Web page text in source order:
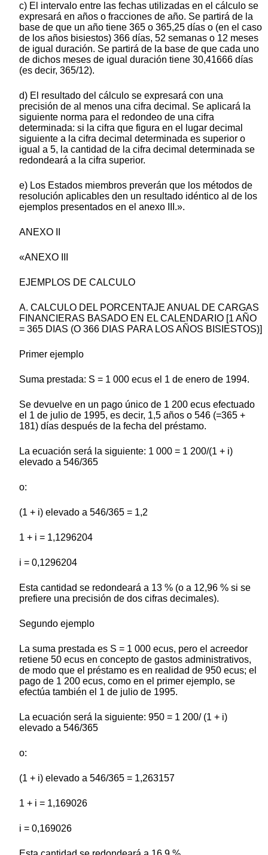
c) El intervalo entre las fechas utilizadas en el cálculo se
expresará en años o fracciones de año. Se partirá de la
base de que un año tiene 365 o 365,25 días o (en el caso
de los años bisiestos) 366 días, 52 semanas o 12 meses
de igual duración. Se partirá de la base de que cada uno
de dichos meses de igual duración tiene 30,41666 días
(es decir, 365/12).
d) El resultado del cálculo se expresará con una
precisión de al menos una cifra decimal. Se aplicará la
siguiente norma para el redondeo de una cifra
determinada: si la cifra que figura en el lugar decimal
siguiente a la cifra decimal determinada es superior o
igual a 5, la cantidad de la cifra decimal determinada se
redondeará a la cifra superior.
e) Los Estados miembros preverán que los métodos de
resolución aplicables den un resultado idéntico al de los
ejemplos presentados en el anexo III.».
ANEXO II
«ANEXO III
EJEMPLOS DE CALCULO
A. CALCULO DEL PORCENTAJE ANUAL DE CARGAS
FINANCIERAS BASADO EN EL CALENDARIO [1 AÑO
= 365 DIAS (O 366 DIAS PARA LOS AÑOS BISIESTOS)]
Primer ejemplo
Suma prestada: S = 1 000 ecus el 1 de enero de 1994.
Se devuelve en un pago único de 1 200 ecus efectuado
el 1 de julio de 1995, es decir, 1,5 años o 546 (=365 +
181) días después de la fecha del préstamo.
La ecuación será la siguiente: 1 000 = 1 200/(1 + i)
elevado a 546/365
o:
(1 + i) elevado a 546/365 = 1,2
1 + i = 1,1296204
i = 0,1296204
Esta cantidad se redondeará a 13 % (o a 12,96 % si se
prefiere una precisión de dos cifras decimales).
Segundo ejemplo
La suma prestada es S = 1 000 ecus, pero el acreedor
retiene 50 ecus en concepto de gastos administrativos,
de modo que el préstamo es en realidad de 950 ecus; el
pago de 1 200 ecus, como en el primer ejemplo, se
efectúa también el 1 de julio de 1995.
La ecuación será la siguiente: 950 = 1 200/ (1 + i)
elevado a 546/365
o:
(1 + i) elevado a 546/365 = 1,263157
1 + i = 1,169026
i = 0,169026